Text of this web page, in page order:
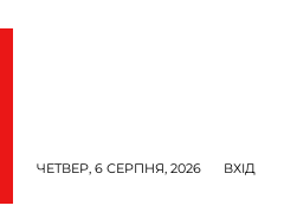
ЧЕТВЕР, 6 СЕРПНЯ, 2026 ВХІД